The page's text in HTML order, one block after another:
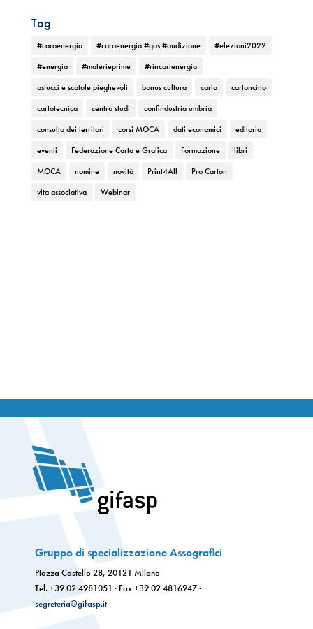
Tag
#caroenergia #caroenergia #gas #audizione
#elezioni2022
#energia
#materieprime
#rincarienergia
astucci e scatole pieghevoli
bonus cultura carta
cartoncino
cartotecnica
centro studi
confindustria umbria
consulta dei territori
corsi MOCA dati economici
editoria
eventi
Federazione Carta e Grafica Formazione
libri
MOCA
nomine novità Print4All
Pro Carton
vita associativa
Webinar
Gruppo di specializzazione Assografici
Piazza Castello 28, 20121 Milano
Tel. +39 02 4981051 · Fax +39 02 4816947 ·
segreteria@gifasp.it